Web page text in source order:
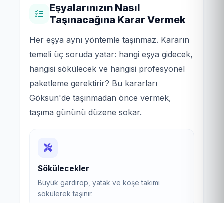
Eşyalarınızın Nasıl
Taşınacağına Karar Vermek
Her eşya aynı yöntemle taşınmaz. Kararın
temeli üç soruda yatar: hangi eşya gidecek,
hangisi sökülecek ve hangisi profesyonel
paketleme gerektirir? Bu kararları
Göksun'de taşınmadan önce vermek,
taşıma gününü düzene sokar.
Sökülecekler
Büyük gardırop, yatak ve köşe takımı
sökülerek taşınır.